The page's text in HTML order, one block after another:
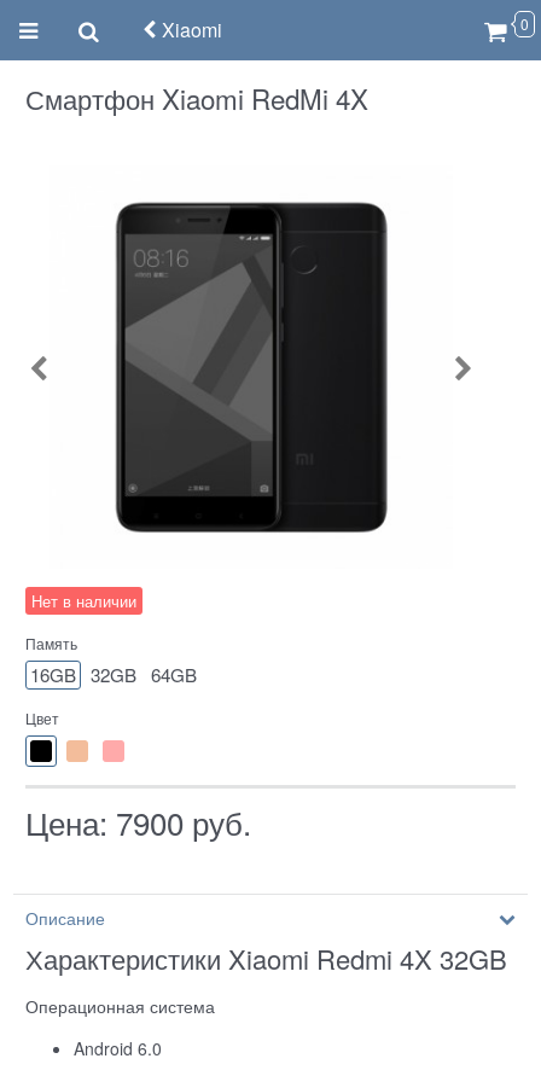
Xiaomi 0
Смартфон Xiaomi RedMi 4X
Нет в наличии
Память
16GB 32GB 64GB
Цвет
Цена: 7900 руб.
Описание
Характеристики Xiaomi Redmi 4X 32GB
Операционная система
Android 6.0